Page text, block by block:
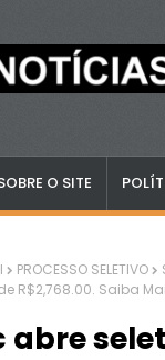
O SITE
PROCESSO SELETIVO
R$2,768.00. Saiba
abre